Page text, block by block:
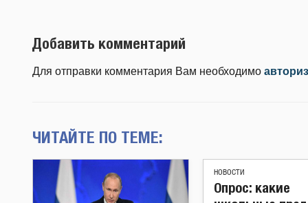
Добавить комментарий
Для отправки комментария Вам необходимо
ЧИТАЙТЕ ПО ТЕМЕ:
НОВОСТИ
Опрос: какие